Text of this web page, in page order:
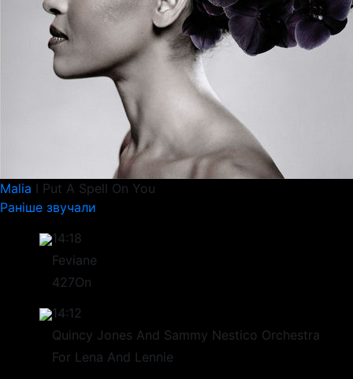
Malia I Put A Spell On You
Раніше звучали
14:18
Feviane
427On
14:12
Quincy Jones And Sammy Nestico Orchestra
For Lena And Lennie